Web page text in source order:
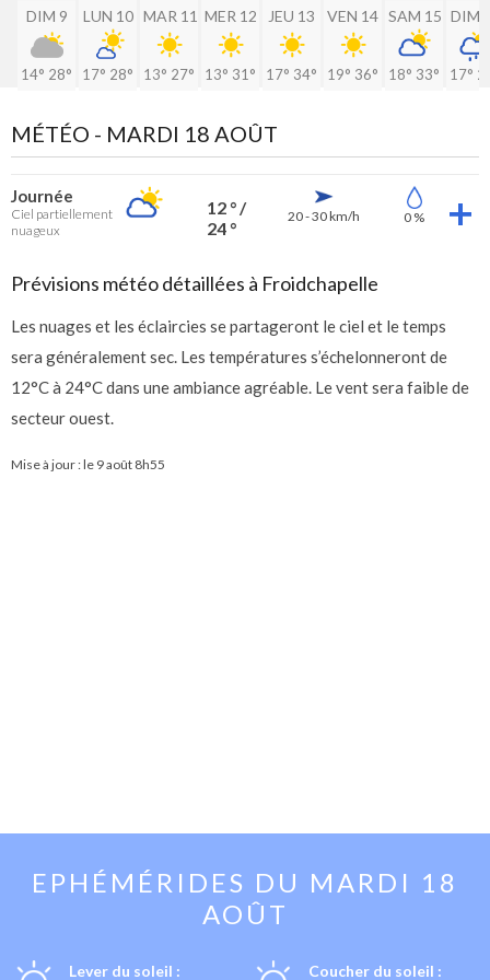
DIM 9
14° 28°
LUN 10
17° 28°
MAR 11
13° 27°
MER 12
13° 31°
JEU 13
17° 34°
VEN 14
19° 36°
SAM 15
18° 33°
DIM
17°
MÉTÉO - MARDI 18 AOÛT
Journée
Ciel partiellement
nuageux
12 ° /
24 °
20 - 30 km/h 0 %
Prévisions météo détaillées à Froidchapelle
Les nuages et les éclaircies se partageront le ciel et le temps
sera généralement sec. Les températures s’échelonneront de
12°C à 24°C dans une ambiance agréable. Le vent sera faible de
secteur ouest.
Mise à jour : le 9 août 8h55
EPHÉMÉRIDES DU MARDI 18
AOÛT
Lever du soleil :
Coucher du soleil :